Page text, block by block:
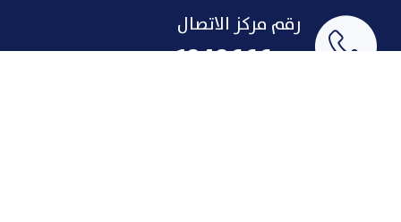
رقم مركز الاتصال
1848666